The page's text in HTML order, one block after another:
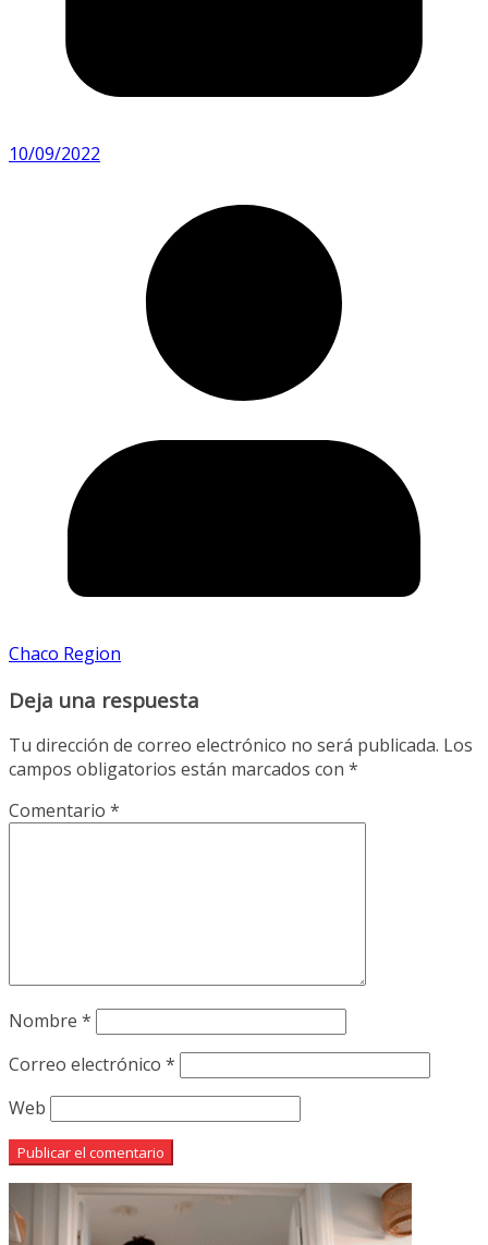
10/09/2022
Chaco Region
Deja una respuesta
Tu dirección de correo electrónico no será publicada. Los
campos obligatorios están marcados con *
Comentario *
Nombre *
Correo electrónico *
Web